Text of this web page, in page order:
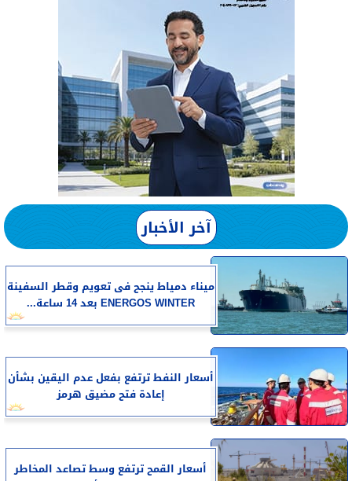
آخر الأخبار
​ميناء دمياط ينجح فى تعويم وقطر السفينة
ENERGOS WINTER بعد 14 ساعة...
أسعار النفط ترتفع بفعل عدم اليقين بشأن
إعادة فتح مضيق هرمز
أسعار القمح ترتفع وسط تصاعد المخاطر